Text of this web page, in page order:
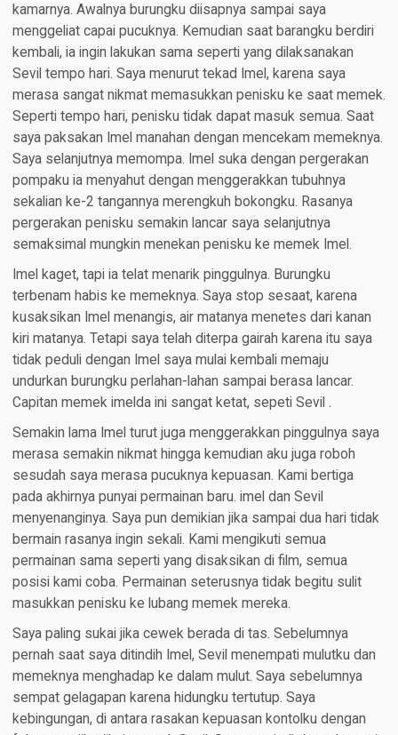
kamarnya. Awalnya burungku diisapnya sampai saya
menggeliat capai pucuknya. Kemudian saat barangku berdiri
kembali, ia ingin lakukan sama seperti yang dilaksanakan
Sevil tempo hari. Saya menurut tekad Imel, karena saya
merasa sangat nikmat memasukkan penisku ke saat memek.
Seperti tempo hari, penisku tidak dapat masuk semua. Saat
saya paksakan Imel manahan dengan mencekam memeknya.
Saya selanjutnya memompa. Imel suka dengan pergerakan
pompaku ia menyahut dengan menggerakkan tubuhnya
sekalian ke-2 tangannya merengkuh bokongku. Rasanya
pergerakan penisku semakin lancar saya selanjutnya
semaksimal mungkin menekan penisku ke memek Imel.
Imel kaget, tapi ia telat menarik pinggulnya. Burungku
terbenam habis ke memeknya. Saya stop sesaat, karena
kusaksikan Imel menangis, air matanya menetes dari kanan
kiri matanya. Tetapi saya telah diterpa gairah karena itu saya
tidak peduli dengan Imel saya mulai kembali memaju
undurkan burungku perlahan-lahan sampai berasa lancar.
Capitan memek imelda ini sangat ketat, sepeti Sevil .
Semakin lama Imel turut juga menggerakkan pinggulnya saya
merasa semakin nikmat hingga kemudian aku juga roboh
sesudah saya merasa pucuknya kepuasan. Kami bertiga
pada akhirnya punyai permainan baru. imel dan Sevil
menyenanginya. Saya pun demikian jika sampai dua hari tidak
bermain rasanya ingin sekali. Kami mengikuti semua
permainan sama seperti yang disaksikan di film, semua
posisi kami coba. Permainan seterusnya tidak begitu sulit
masukkan penisku ke lubang memek mereka.
Saya paling sukai jika cewek berada di tas. Sebelumnya
pernah saat saya ditindih Imel, Sevil menempati mulutku dan
memeknya menghadap ke dalam mulut. Saya sebelumnya
sempat gelagapan karena hidungku tertutup. Saya
kebingungan, di antara rasakan kepuasan kontolku dengan